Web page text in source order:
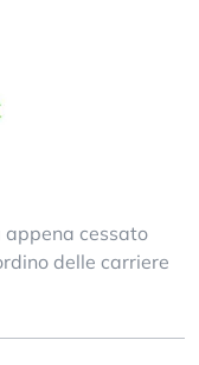
appena cessato
delle carriere